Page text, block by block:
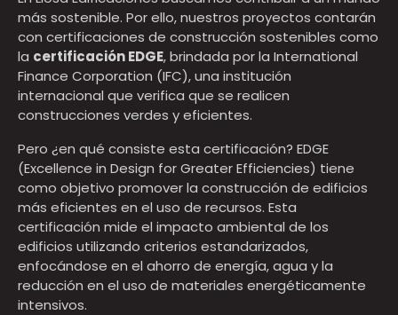
más sostenible. Por ello, nuestros proyectos contarán
con certificaciones de construcción sostenibles como
la certificación EDGE, brindada por la International
Finance Corporation (IFC), una institución
internacional que verifica que se realicen
construcciones verdes y eficientes.
Pero ¿en qué consiste esta certificación? EDGE
(Excellence in Design for Greater Efficiencies) tiene
como objetivo promover la construcción de edificios
más eficientes en el uso de recursos. Esta
certificación mide el impacto ambiental de los
edificios utilizando criterios estandarizados,
enfocándose en el ahorro de energía, agua y la
reducción en el uso de materiales energéticamente
intensivos.